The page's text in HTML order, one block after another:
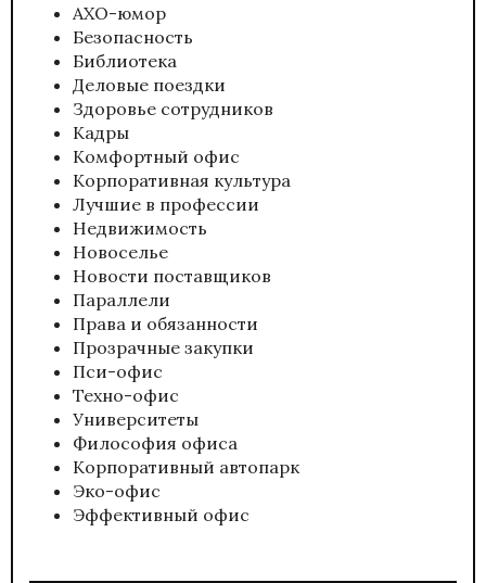
АХО-юмор
Безопасность
Библиотека
Деловые поездки
Здоровье сотрудников
Кадры
Комфортный офис
Корпоративная культура
Лучшие в профессии
Недвижимость
Новоселье
Новости поставщиков
Параллели
Права и обязанности
Прозрачные закупки
Пси-офис
Техно-офис
Университеты
Философия офиса
Корпоративный автопарк
Эко-офис
Эффективный офис